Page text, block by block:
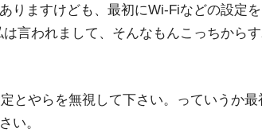
りますけども、最初にWi-Fiなどの設定
言われまして、そんなもんこっちから
とやらを無視して下さい。っていうか最
い。